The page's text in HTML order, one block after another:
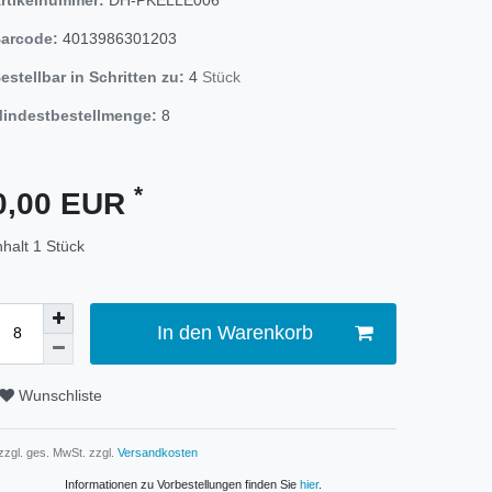
4013986301203
in Schritten zu: 4 Stück
8
EUR *
1 Stück
In den Warenkorb
Wunschliste
ges. MwSt. zzgl. Versandkosten
Informationen zu Vorbestellungen finden Sie hier.